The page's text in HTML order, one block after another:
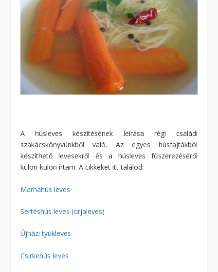
A húsleves készítésének leírása régi családi
szakácskönyvünkből való. Az egyes húsfajtákból
készíthető levesekről és a húsleves fűszerezéséről
külön-külön írtam. A cikkeket itt találod:
Marhahús leves
Sertéshús leves (orjaleves)
Újházi tyúkleves
Csirkehús leves